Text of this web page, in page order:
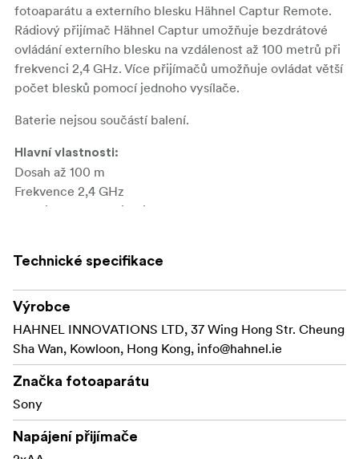
fotoaparátu a externího blesku Hähnel Captur Remote.
Rádiový přijímač Hähnel Captur umožňuje bezdrátové
ovládání externího blesku na vzdálenost až 100 metrů při
frekvenci 2,4 GHz. Více přijímačů umožňuje ovládat větší
počet blesků pomocí jednoho vysílače.
Baterie nejsou součástí balení.
Hlavní vlastnosti:
Dosah až 100 m
Frekvence 2,4 GHz
Napájení AA bateriemi
Hähnel Captur - přijímač
Technické specifikace
Výrobce
HAHNEL INNOVATIONS LTD, 37 Wing Hong Str. Cheung
Sha Wan, Kowloon, Hong Kong, info@hahnel.ie
Značka fotoaparátu
Sony
Napájení přijímače